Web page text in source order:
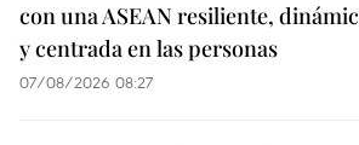
con una ASEAN resiliente,
y centrada en las personas
07/08/2026 08:27